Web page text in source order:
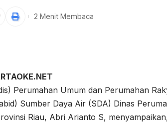
2 Menit Membaca
Perumahan Umum dan Perumahan
Sumber Daya Air (SDA) Dinas
Riau, Abri Arianto S,